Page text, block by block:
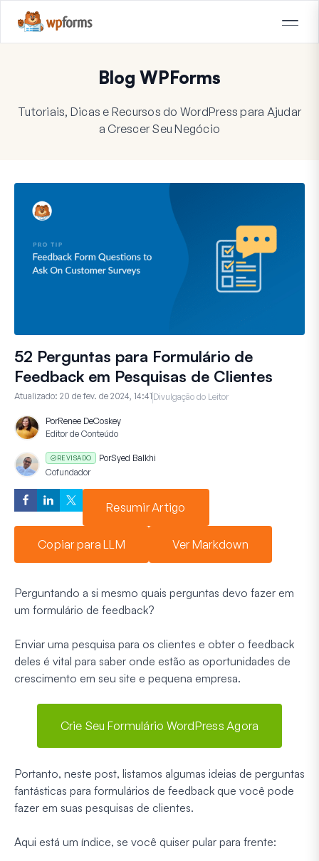
Blog WPForms
Tutoriais, Dicas e Recursos do WordPress para Ajudar
a Crescer Seu Negócio
52 Perguntas para Formulário de
Feedback em Pesquisas de Clientes
Atualizado: 20 de fev. de 2024, 14:41 Divulgação do Leitor
PorRenee DeCoskey
Editor de Conteúdo
REVISADO PorSyed Balkhi
Cofundador
Resumir Artigo
Copiar para LLM Ver Markdown
Perguntando a si mesmo quais perguntas devo fazer em
um formulário de feedback?
Enviar uma pesquisa para os clientes e obter o feedback
deles é vital para saber onde estão as oportunidades de
crescimento em seu site e pequena empresa.
Crie Seu Formulário WordPress Agora
Portanto, neste post, listamos algumas ideias de perguntas
fantásticas para formulários de feedback que você pode
fazer em suas pesquisas de clientes.
Aqui está um índice, se você quiser pular para frente: